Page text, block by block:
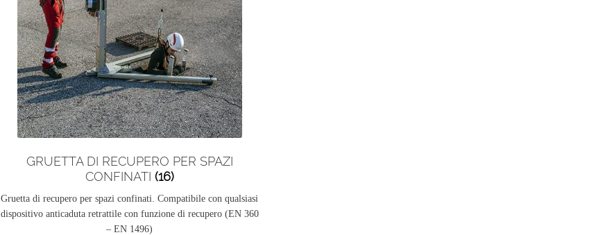
GRUETTA DI RECUPERO PER SPAZI
CONFINATI (16)
Gruetta di recupero per spazi confinati. Compatibile con qualsiasi
dispositivo anticaduta retrattile con funzione di recupero (EN 360
– EN 1496)